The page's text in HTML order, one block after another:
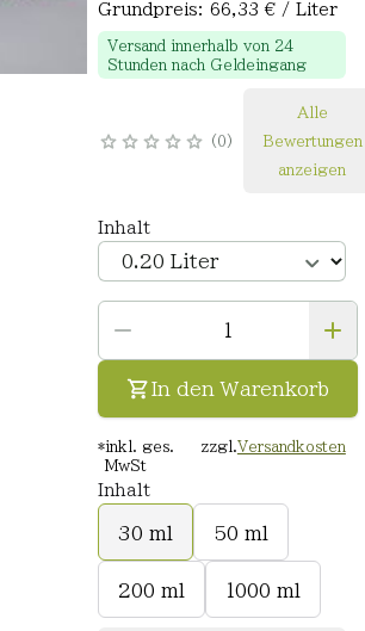
Grundpreis: 66,33 € / Liter
Versand innerhalb von 24
Stunden nach Geldeingang
0
Alle
Bewertungen
anzeigen
Inhalt
In den Warenkorb
*inkl. ges.
MwSt
zzgl. Versandkosten
Inhalt
30 ml 50 ml
200 ml 1000 ml